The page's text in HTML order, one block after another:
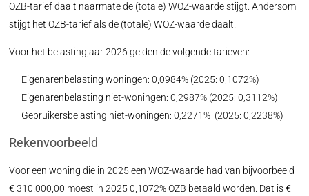
OZB-tarief daalt naarmate de (totale) WOZ-waarde stijgt. Andersom
stijgt het OZB-tarief als de (totale) WOZ-waarde daalt.
Voor het belastingjaar 2026 gelden de volgende tarieven:
Eigenarenbelasting woningen: 0,0984% (2025: 0,1072%)
Eigenarenbelasting niet-woningen: 0,2987% (2025: 0,3112%)
Gebruikersbelasting niet-woningen: 0,2271% (2025: 0,2238%)
Rekenvoorbeeld
Voor een woning die in 2025 een WOZ-waarde had van bijvoorbeeld
€ 310.000,00 moest in 2025 0,1072% OZB betaald worden. Dat is €